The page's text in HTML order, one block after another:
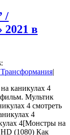
/
2021 в
|
каникулах 4
Мультик
4 смотреть
4
4[Монстры на
HD (1080) Как